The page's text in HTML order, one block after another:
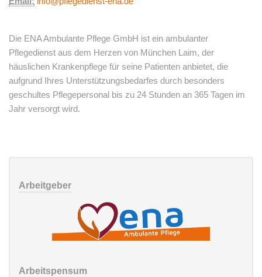
Die ENA Ambulante Pflege GmbH ist ein ambulanter
Pflegedienst aus dem Herzen von München Laim, der
häuslichen Krankenpflege für seine Patienten anbietet, die
aufgrund Ihres Unterstützungsbedarfes durch besonders
geschultes Pflegepersonal bis zu 24 Stunden an 365 Tagen im
Jahr versorgt wird.
Arbeitgeber
Arbeitspensum